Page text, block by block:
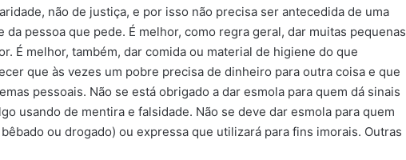
não de justiça, e por isso não precisa ser antecedida de uma
pessoa que pede. É melhor, como regra geral, dar muitas pequenas
É melhor, também, dar comida ou material de higiene do que
que às vezes um pobre precisa de dinheiro para outra coisa e que
pessoais. Não se está obrigado a dar esmola para quem dá sinais
usando de mentira e falsidade. Não se deve dar esmola para quem
ou drogado) ou expressa que utilizará para fins imorais. Outras